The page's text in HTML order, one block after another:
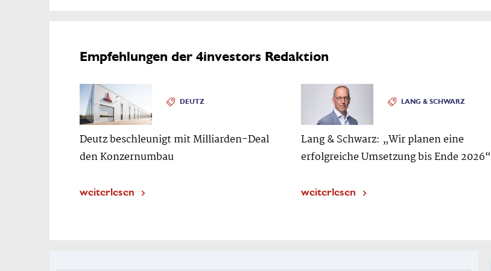
Empfehlungen der 4investors Redaktion
DEUTZ
Deutz beschleunigt mit Milliarden-Deal
den Konzernumbau
weiterlesen
LANG & SCHWARZ
Lang & Schwarz: „Wir planen eine
erfolgreiche Umsetzung bis Ende 2026“
weiterlesen